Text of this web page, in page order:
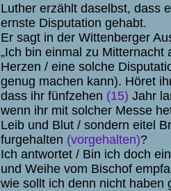
Luther erzählt daselbst, dass
ernste Disputation gehabt.
Er sagt in der Wittenberger
„Ich bin einmal zu Mitternacht
Herzen / eine solche
genug machen kann). Höret
dass ihr fünfzehen (15) Jahr
wenn ihr mit solcher Messe
Leib und Blut / sondern eitel
furgehalten (vorgehalten)?
Ich antwortet / Bin ich doch
und Weihe vom Bischof
wie sollt ich denn nicht haben